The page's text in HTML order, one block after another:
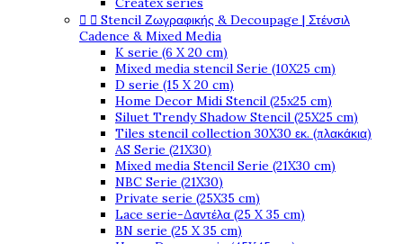
  Stencil Ζωγραφικής & Decoupage | Στένσιλ
Cadence & Mixed Media
K serie (6 X 20 cm)
Mixed media stencil Serie (10X25 cm)
D serie (15 X 20 cm)
Home Decor Midi Stencil (25x25 cm)
Siluet Trendy Shadow Stencil (25X25 cm)
Tiles stencil collection 30X30 εκ. (πλακάκια)
AS Serie (21X30)
Mixed media Stencil Serie (21X30 cm)
NBC Serie (21X30)
Private serie (25X35 cm)
Lace serie-Δαντέλα (25 X 35 cm)
BN serie (25 X 35 cm)